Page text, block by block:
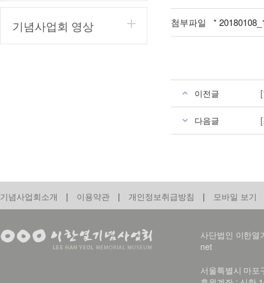
기념사업회 영상 첨부파일 *
이전글
다음글
기념사업회소개 | 이용약관 | 개인정보취급방침 | 모바일 보기
사단법인 이한
net
서울특별시 마